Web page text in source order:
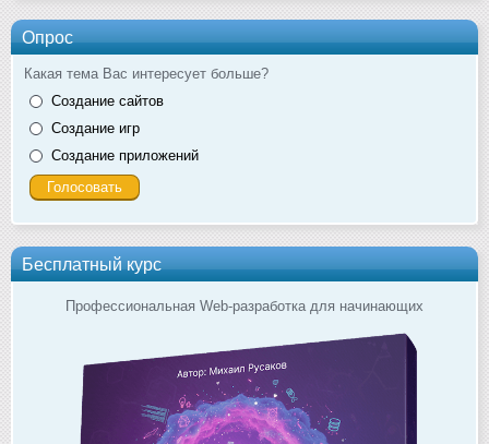
Опрос
Какая тема Вас интересует больше?
Создание сайтов
Создание игр
Создание приложений
Бесплатный курс
Профессиональная Web-разработка для начинающих